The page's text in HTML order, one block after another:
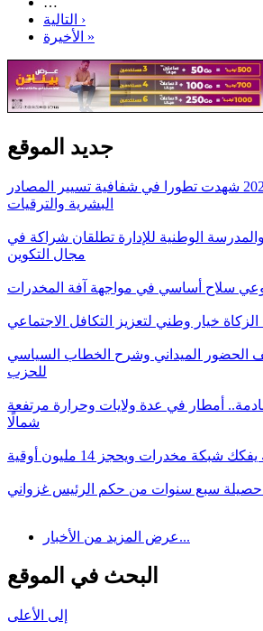
التالية ›
الأخيرة »
جديد الموقع
وزارة التربية: 2026 شهدت تطورا في شفافية تسيير المصادر
البشرية والترقيات
الوطنية للإدارة تطلقان شراكة في
مجال التكوين
سلاح أساسي في مواجهة آفة المخدرات
خيار وطني لتعزيز التكافل الاجتماعي
الحضور الميداني وشرح الخطاب السياسي
للحزب
ساعة القادمة.. أمطار في عدة ولايات وحرارة مرتفعة
شمالًا
شبكة مخدرات ويحجز 14 مليون أوقية
سبع سنوات من حكم الرئيس غزواني
عرض المزيد من الأخبار...
البحث في الموقع
إلى الأعلى